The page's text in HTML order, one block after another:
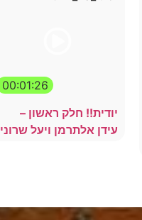
00:01:26
יודית!! חלק ראשון –
עידן אלתרמן ויעל שרוני